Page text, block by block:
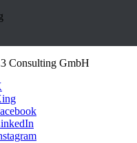
Consulting GmbH